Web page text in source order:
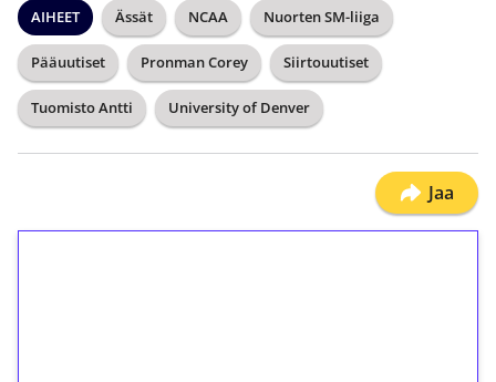
AIHEET Ässät NCAA Nuorten SM-liiga
Pääuutiset Pronman Corey Siirtouutiset
Tuomisto Antti University of Denver
Jaa